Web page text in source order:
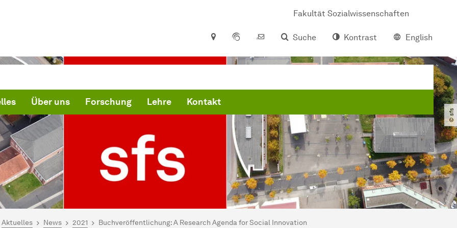
Fakultät Sozialwissenschaften
Suche
Kontrast English
Über uns Forschung Lehre Kontakt
© sfs
hier:
Aktuelles News 2021 Buchveröffentlichung: A Research Agenda for Social Innovation